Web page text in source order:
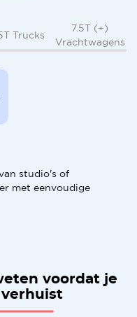
Trucks
7.5T (+)
Vrachtwagens
studio's of
met eenvoudige
voordat je
verhuist